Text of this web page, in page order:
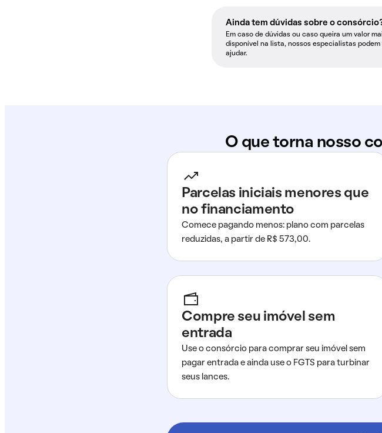
Ainda tem dúvidas sobre o
Em caso de dúvidas ou caso queira um valor
disponível na lista, nossos especialistas podem
ajudar.
O que torna nosso
Parcelas iniciais menores que
no financiamento
Comece pagando menos: plano com parcelas
reduzidas, a partir de R$ 573,00.
Compre seu imóvel sem
entrada
Use o consórcio para comprar seu imóvel sem
pagar entrada e ainda use o FGTS para turbinar
seus lances.